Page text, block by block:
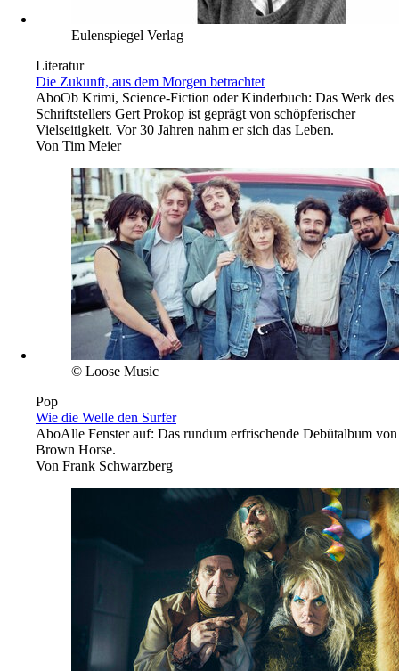
Eulenspiegel Verlag
Literatur
Die Zukunft, aus dem Morgen betrachtet
AboOb Krimi, Science-Fiction oder Kinderbuch: Das Werk des
Schriftstellers Gert Prokop ist geprägt von schöpferischer
Vielseitigkeit. Vor 30 Jahren nahm er sich das Leben.
Von Tim Meier
© Loose Music
Pop
Wie die Welle den Surfer
AboAlle Fenster auf: Das rundum erfrischende Debütalbum von
Brown Horse.
Von Frank Schwarzberg